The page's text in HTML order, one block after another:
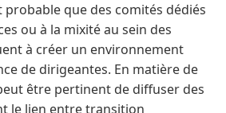
probable que des comités dédiés
ou à la mixité au sein des
à créer un environnement
de dirigeantes. En matière de
être pertinent de diffuser des
le lien entre transition